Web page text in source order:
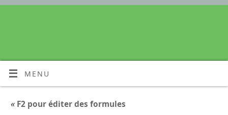
MENU
« F2 pour éditer des formules